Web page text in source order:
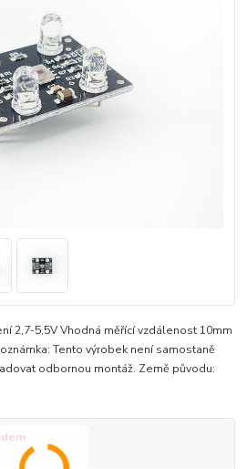
2,7-5,5V Vhodná měřící vzdálenost 10mm
Tento výrobek není samostaně
odbornou montáž. Země původu: